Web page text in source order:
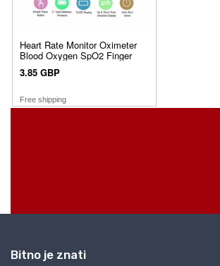
Bitno je znati